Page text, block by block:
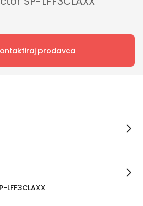
prodavca